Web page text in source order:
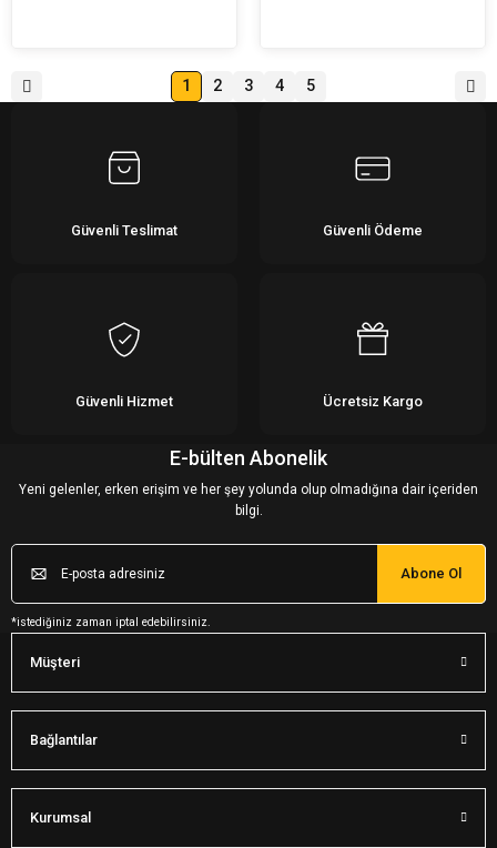
1 2 3 4 5
Güvenli Teslimat Güvenli Ödeme
Güvenli Hizmet Ücretsiz Kargo
E-bülten Abonelik
Yeni gelenler, erken erişim ve her şey yolunda olup olmadığına dair içeriden
bilgi.
Abone Ol
*istediğiniz zaman iptal edebilirsiniz.
Müşteri
Bağlantılar
Kurumsal